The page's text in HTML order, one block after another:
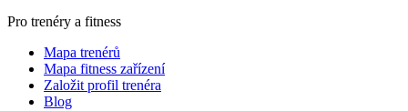
Pro trenéry a fitness
Mapa trenérů
Mapa fitness zařízení
Založit profil trenéra
Blog